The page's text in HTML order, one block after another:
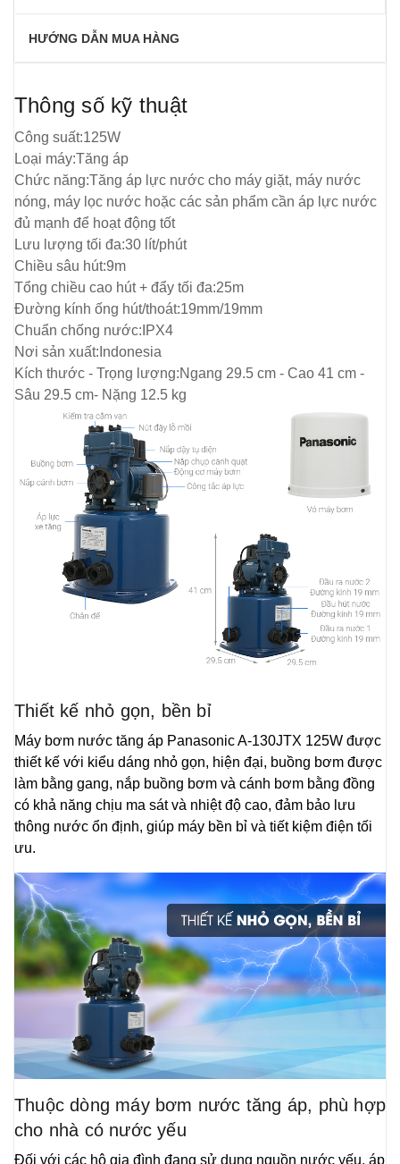
HƯỚNG DẪN MUA HÀNG
Thông số kỹ thuật
Công suất:125W
Loại máy:Tăng áp
Chức năng:Tăng áp lực nước cho máy giặt, máy nước
nóng, máy lọc nước hoặc các sản phẩm cần áp lực nước
đủ mạnh để hoạt động tốt
Lưu lượng tối đa:30 lít/phút
Chiều sâu hút:9m
Tổng chiều cao hút + đẩy tối đa:25m
Đường kính ống hút/thoát:19mm/19mm
Chuẩn chống nước:IPX4
Nơi sản xuất:Indonesia
Kích thước - Trọng lượng:Ngang 29.5 cm - Cao 41 cm -
Sâu 29.5 cm- Nặng 12.5 kg
Thiết kế nhỏ gọn, bền bỉ
Máy bơm nước tăng áp Panasonic A-130JTX 125W được
thiết kế với kiểu dáng nhỏ gọn, hiện đại, buồng bơm được
làm bằng gang, nắp buồng bơm và cánh bơm bằng đồng
có khả năng chịu ma sát và nhiệt độ cao, đảm bảo lưu
thông nước ổn định, giúp máy bền bỉ và tiết kiệm điện tối
ưu.
Thuộc dòng máy bơm nước tăng áp, phù hợp
cho nhà có nước yếu
Đối với các hộ gia đình đang sử dụng nguồn nước yếu, áp